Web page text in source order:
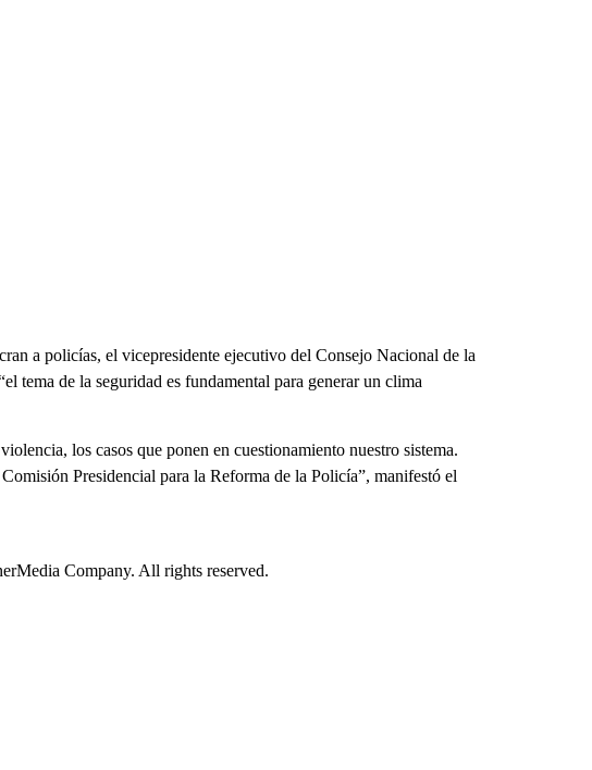
a policías, el vicepresidente ejecutivo del Consejo Nacional de la
tema de la seguridad es fundamental para generar un clima
los casos que ponen en cuestionamiento nuestro sistema.
Presidencial para la Reforma de la Policía”, manifestó el
Company. All rights reserved.